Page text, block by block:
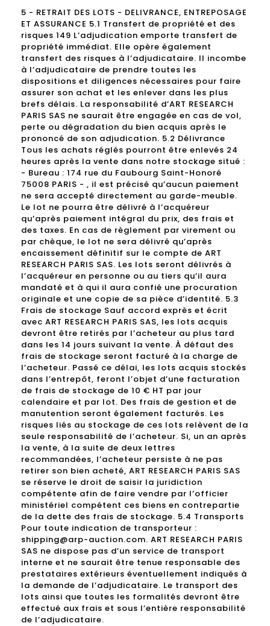
5 - RETRAIT DES LOTS - DELIVRANCE, ENTREPOSAGE
ET ASSURANCE 5.1 Transfert de propriété et des
risques 149 L’adjudication emporte transfert de
propriété immédiat. Elle opère également
transfert des risques à l’adjudicataire. Il incombe
à l’adjudicataire de prendre toutes les
dispositions et diligences nécessaires pour faire
assurer son achat et les enlever dans les plus
brefs délais. La responsabilité d’ART RESEARCH
PARIS SAS ne saurait être engagée en cas de vol,
perte ou dégradation du bien acquis après le
prononcé de son adjudication. 5.2 Délivrance
Tous les achats réglés pourront être enlevés 24
heures après la vente dans notre stockage situé :
- Bureau : 174 rue du Faubourg Saint-Honoré
75008 PARIS - , il est précisé qu’aucun paiement
ne sera accepté directement au garde-meuble.
Le lot ne pourra être délivré à l’acquéreur
qu’après paiement intégral du prix, des frais et
des taxes. En cas de règlement par virement ou
par chèque, le lot ne sera délivré qu’après
encaissement définitif sur le compte de ART
RESEARCH PARIS SAS. Les lots seront délivrés à
l’acquéreur en personne ou au tiers qu’il aura
mandaté et à qui il aura confié une procuration
originale et une copie de sa pièce d’identité. 5.3
Frais de stockage Sauf accord exprès et écrit
avec ART RESEARCH PARIS SAS, les lots acquis
devront être retirés par l’acheteur au plus tard
dans les 14 jours suivant la vente. À défaut des
frais de stockage seront facturé à la charge de
l’acheteur. Passé ce délai, les lots acquis stockés
dans l’entrepôt, feront l’objet d’une facturation
de frais de stockage de 10 € HT par jour
calendaire et par lot. Des frais de gestion et de
manutention seront également facturés. Les
risques liés au stockage de ces lots relèvent de la
seule responsabilité de l’acheteur. Si, un an après
la vente, à la suite de deux lettres
recommandées, l’acheteur persiste à ne pas
retirer son bien acheté, ART RESEARCH PARIS SAS
se réserve le droit de saisir la juridiction
compétente afin de faire vendre par l’officier
ministériel compétent ces biens en contrepartie
de la dette des frais de stockage. 5.4 Transports
Pour toute indication de transporteur :
shipping@arp-auction.com. ART RESEARCH PARIS
SAS ne dispose pas d’un service de transport
interne et ne saurait être tenue responsable des
prestataires extérieurs éventuellement indiqués à
la demande de l’adjudicataire. Le transport des
lots ainsi que toutes les formalités devront être
effectué aux frais et sous l’entière responsabilité
de l’adjudicataire.